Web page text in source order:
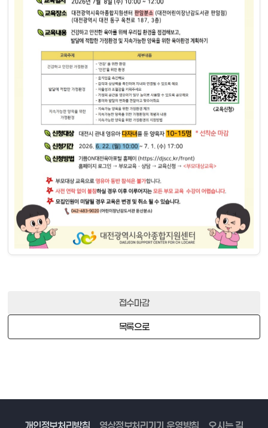
접수마감
목록으로
개인정보처리방침 영상정보처리기기 운영방침 오시는 길